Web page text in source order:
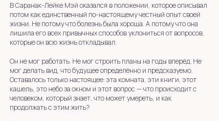
В Саранак-Лейке Мэй оказался в положении, которое описывал
потом как единственный по-настоящему честный опыт своей
жизни. Не потому что болезнь была хороша. А потому что она
лишила его всех привычных способов уклониться от вопросов,
которые он всю жизнь откладывал.
Он не мог работать. Не мог строить планы на годы вперёд. Не
мог делать вид, что будущее определённо и предсказуемо.
Оставалось только настоящее: эта комната, эти книги, этот
кашель, это небо за окном и этот вопрос — что происходит с
человеком, который знает, что может умереть, и как
продолжать с этим жить?